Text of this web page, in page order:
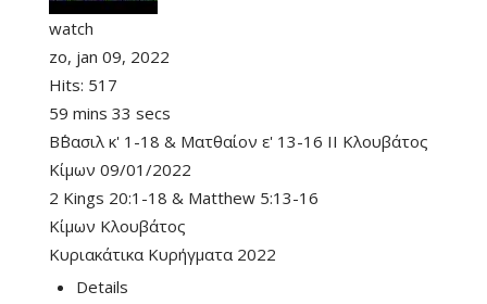
watch
zo, jan 09, 2022
Hits: 517
59 mins 33 secs
Β΄Βασιλ κ' 1-18 & Ματθαίον ε' 13-16 II Κλουβάτος
Κίμων 09/01/2022
2 Kings 20:1-18 & Matthew 5:13-16
Κίμων Κλουβάτος
Κυριακάτικα Κυρήγματα 2022
Details